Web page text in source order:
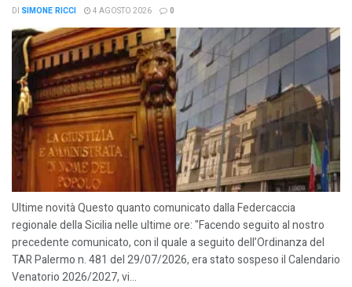
DI SIMONE RICCI 4 AGOSTO 2026 0
Ultime novità Questo quanto comunicato dalla Federcaccia
regionale della Sicilia nelle ultime ore: "Facendo seguito al nostro
precedente comunicato, con il quale a seguito dell’Ordinanza del
TAR Palermo n. 481 del 29/07/2026, era stato sospeso il Calendario
Venatorio 2026/2027, vi...